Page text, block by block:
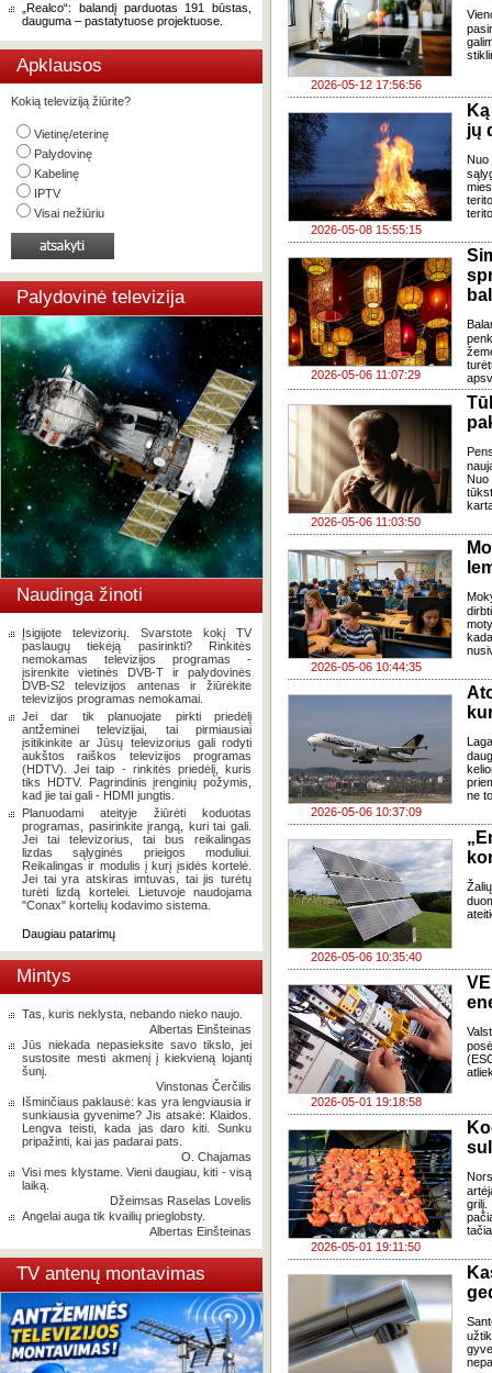
„Realco“: balandį parduotas 191 būstas,
dauguma – pastatytuose projektuose.
Apklausos
Kokią televiziją žiūrite?
Vietinę/eterinę
Palydovinę
Kabelinę
IPTV
Visai nežiūriu
Palydovinė televizija
Naudinga žinoti
Įsigijote televizorių. Svarstote kokį TV
paslaugų tiekėją pasirinkti? Rinkitės
nemokamas televizijos programas -
įsirenkite vietinės DVB-T ir palydovinės
DVB-S2 televizijos antenas ir žiūrėkite
televizijos programas nemokamai.
Jei dar tik planuojate pirkti priedėlį
antžeminei televizijai, tai pirmiausiai
įsitikinkite ar Jūsų televizorius gali rodyti
aukštos raiškos televizijos programas
(HDTV). Jei taip - rinkitės priedėlį, kuris
tiks HDTV. Pagrindinis įrenginių požymis,
kad jie tai gali - HDMI jungtis.
Planuodami ateityje žiūrėti koduotas
programas, pasirinkite įrangą, kuri tai gali.
Jei tai televizorius, tai bus reikalingas
lizdas sąlyginės prieigos moduliui.
Reikalingas ir modulis į kurį įsidės kortelė.
Jei tai yra atskiras imtuvas, tai jis turėtų
turėti lizdą kortelei. Lietuvoje naudojama
"Conax" kortelių kodavimo sistema.
Daugiau patarimų
Mintys
Tas, kuris neklysta, nebando nieko naujo.
Albertas Einšteinas
Jūs niekada nepasieksite savo tikslo, jei
sustosite mesti akmenį į kiekvieną lojantį
šunį.
Vinstonas Čerčilis
Išminčiaus paklausė: kas yra lengviausia ir
sunkiausia gyvenime? Jis atsakė: Klaidos.
Lengva teisti, kada jas daro kiti. Sunku
pripažinti, kai jas padarai pats.
O. Chajamas
Visi mes klystame. Vieni daugiau, kiti - visą
laiką.
Džeimsas Raselas Lovelis
Angelai auga tik kvailių prieglobsty.
Albertas Einšteinas
TV antenų montavimas
2026-05-12 17:56:56
2026-05-08 15:55:15
jų
Nuo
2026-05-06 11:07:29
2026-05-06 11:03:50
Nuo
2026-05-06 10:44:35
2026-05-06 10:37:09
ne
2026-05-06 10:35:40
2026-05-01 19:18:58
2026-05-01 19:11:50
grilį.